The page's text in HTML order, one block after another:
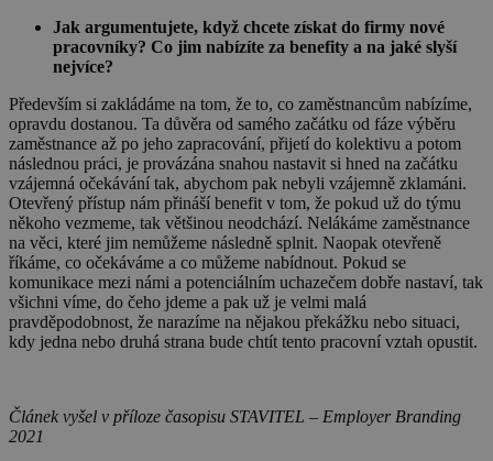
Jak argumentujete, když chcete získat do firmy nové
pracovníky? Co jim nabízíte za benefity a na jaké slyší
nejvíce?
Především si zakládáme na tom, že to, co zaměstnancům nabízíme,
opravdu dostanou. Ta důvěra od samého začátku od fáze výběru
zaměstnance až po jeho zapracování, přijetí do kolektivu a potom
následnou práci, je provázána snahou nastavit si hned na začátku
vzájemná očekávání tak, abychom pak nebyli vzájemně zklamáni.
Otevřený přístup nám přináší benefit v tom, že pokud už do týmu
někoho vezmeme, tak většinou neodchází. Nelákáme zaměstnance
na věci, které jim nemůžeme následně splnit. Naopak otevřeně
říkáme, co očekáváme a co můžeme nabídnout. Pokud se
komunikace mezi námi a potenciálním uchazečem dobře nastaví, tak
všichni víme, do čeho jdeme a pak už je velmi malá
pravděpodobnost, že narazíme na nějakou překážku nebo situaci,
kdy jedna nebo druhá strana bude chtít tento pracovní vztah opustit.
Článek vyšel v příloze časopisu STAVITEL – Employer Branding
2021